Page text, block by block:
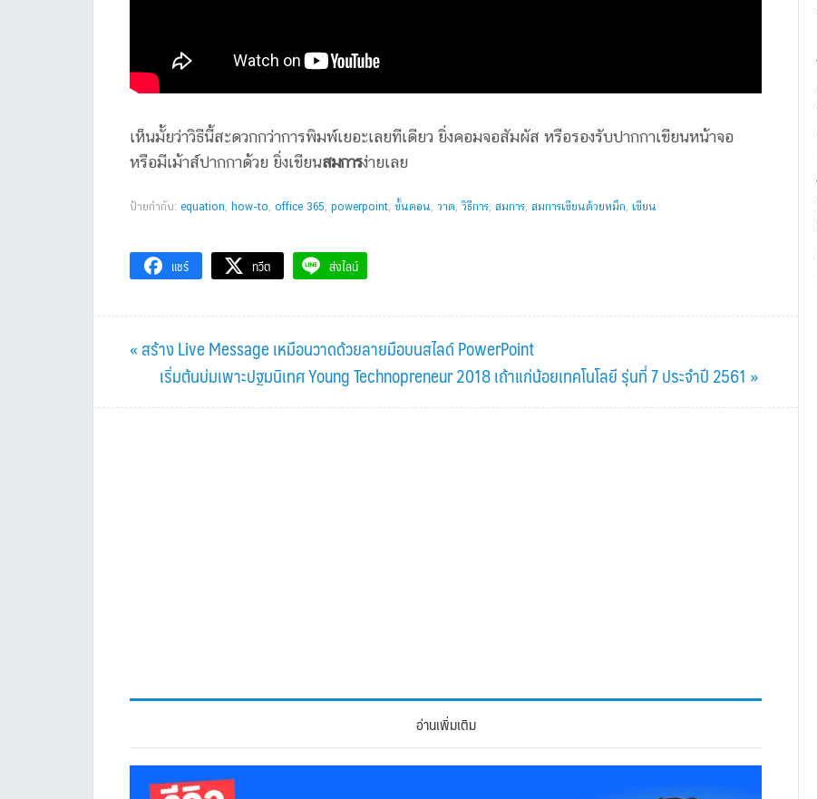
เห็นมั้ยว่าวิธีนี้สะดวกกว่าการพิมพ์เยอะเลยทีเดียว ยิ่งคอมจอสัมผัส หรือรองรับปากกาเขียนหน้าจอ
หรือมีเม้าส์ปากกาด้วย ยิ่งเขียนสมการง่ายเลย
ป้ายกำกับ: equation, how-to, office 365, powerpoint, ขั้นตอน, วาด,วิธีการ, สมการ, สมการเขียนด้วยหมึก, เขียน
แชร์ ทวีต ส่งไลน์
Previous
Post:
« สร้าง Live Message เหมือนวาดด้วยลายมือบนสไลด์ PowerPoint
Next
Post:
เริ่มต้นบ่มเพาะปฐมนิเทศ Young Technopreneur 2018 เถ้าแก่น้อยเทคโนโลยี รุ่นที่ 7 ประจำปี 2561 »
อ่านเพิ่มเติม